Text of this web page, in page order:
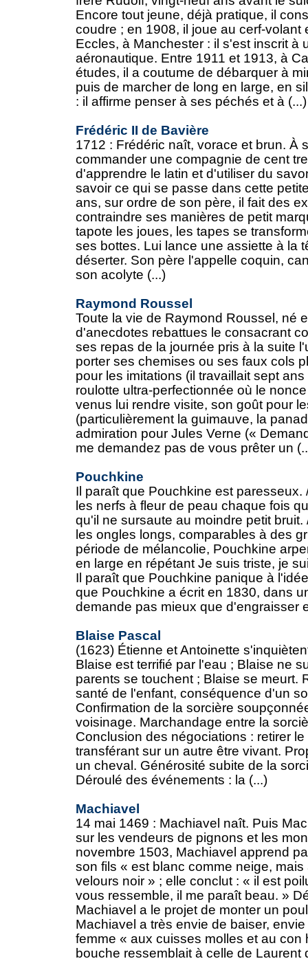
Encore tout jeune, déjà pratique, il
coudre ; en 1908, il joue au cerf-volant
Eccles, à Manchester : il s'est inscrit à
aéronautique. Entre 1911 et 1913, à
études, il a coutume de débarquer à
puis de marcher de long en large, en
: il affirme penser à ses péchés et à (...)
Frédéric II de Bavière
1712 : Frédéric naît, vorace et brun. À
commander une compagnie de cent
d'apprendre le latin et d'utiliser du
savoir ce qui se passe dans cette
ans, sur ordre de son père, il fait des
contraindre ses manières de petit
tapote les joues, les tapes se
ses bottes. Lui lance une assiette à la
déserter. Son père l'appelle coquin,
son acolyte (...)
Raymond Roussel
Toute la vie de Raymond Roussel, né
d'anecdotes rebattues le consacrant
ses repas de la journée pris à la suite
porter ses chemises ou ses faux cols
pour les imitations (il travaillait sept
roulotte ultra-perfectionnée où le
venus lui rendre visite, son goût pour
(particulièrement la guimauve, la
admiration pour Jules Verne («
me demandez pas de vous prêter un
Pouchkine
Il paraît que Pouchkine est
les nerfs à fleur de peau chaque fois
qu'il ne sursaute au moindre petit
les ongles longs, comparables à des
période de mélancolie, Pouchkine
en large en répétant Je suis triste, je
Il paraît que Pouchkine panique à
que Pouchkine a écrit en 1830, dans
demande pas mieux que d'engraisser
Blaise Pascal
(1623) Étienne et Antoinette
Blaise est terrifié par l'eau ; Blaise ne
parents se touchent ; Blaise se meurt.
santé de l'enfant, conséquence d'un
Confirmation de la sorcière
voisinage. Marchandage entre la
Conclusion des négociations : retirer
transférant sur un autre être vivant.
un cheval. Générosité subite de la
Déroulé des événements : la (...)
Machiavel
14 mai 1469 : Machiavel naît. Puis
sur les vendeurs de pignons et les
novembre 1503, Machiavel apprend
son fils « est blanc comme neige,
velours noir » ; elle conclut : « il est
vous ressemble, il me paraît beau. »
Machiavel a le projet de monter un
Machiavel a très envie de baiser,
femme « aux cuisses molles et au con
bouche ressemblait à celle de Laurent